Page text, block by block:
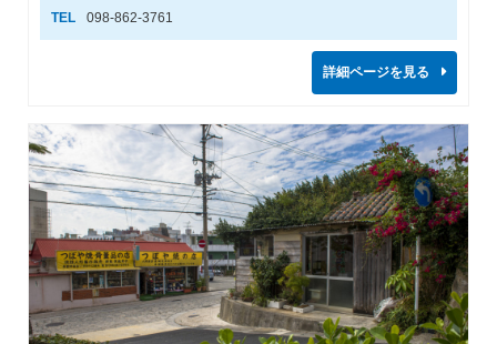
TEL
098-862-3761
詳細ページを見る